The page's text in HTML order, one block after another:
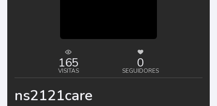
165
VISITAS
0
SEGUIDORES
ns2121care